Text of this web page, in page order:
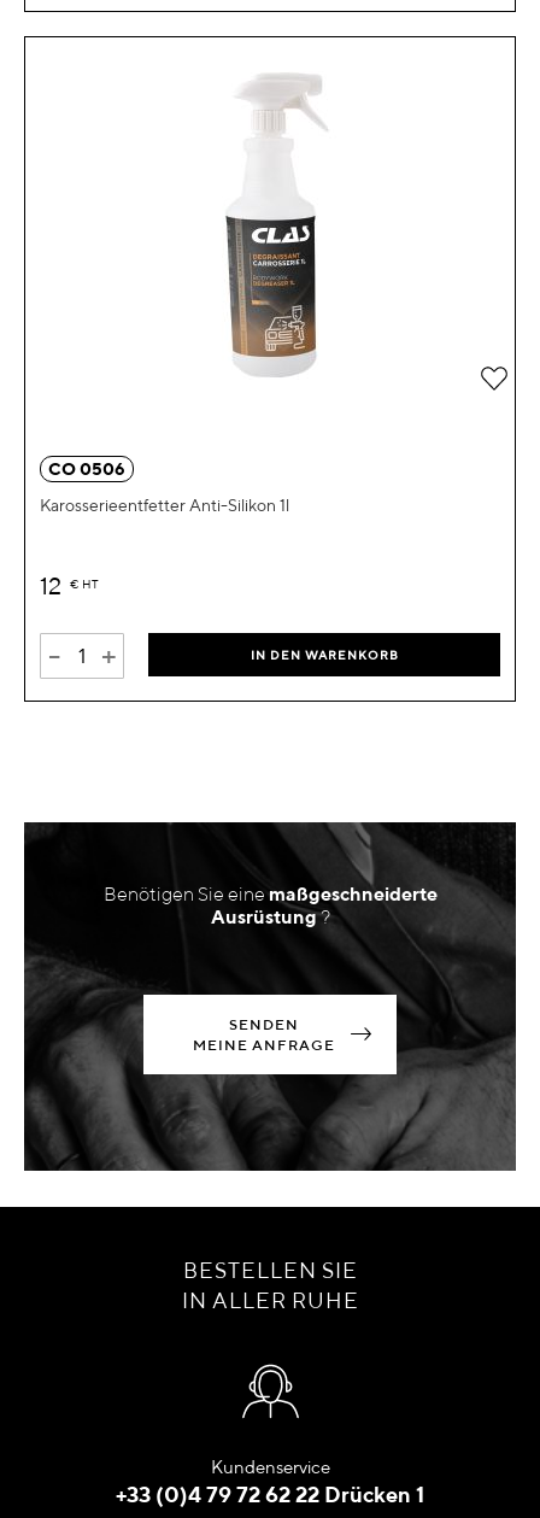
CO 0506
Karosserieentfetter Anti-Silikon 1l
12 € HT
- + IN DEN WARENKORB
Zur
Benötigen Sie einemaßgeschneiderte
Ausrüstung?
SENDEN
MEINE ANFRAGE
BESTELLEN SIE
IN ALLER RUHE
Kundenservice
+33 (0)4 79 72 62 22 Drücken 1